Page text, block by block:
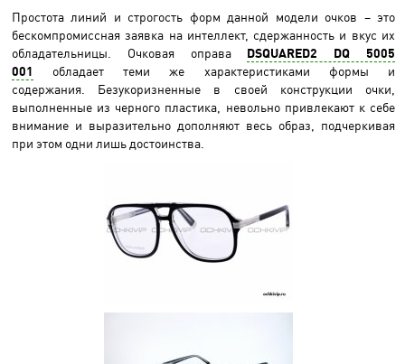
Простота линий и строгость форм данной модели очков – это
бескомпромиссная заявка на интеллект, сдержанность и вкус их
обладательницы. Очковая оправа DSQUARED2 DQ 5005
001
обладает теми же характеристиками формы и
содержания. Безукоризненные в своей конструкции очки,
выполненные из черного пластика, невольно привлекают к себе
внимание и выразительно дополняют весь образ, подчеркивая
при этом одни лишь достоинства.